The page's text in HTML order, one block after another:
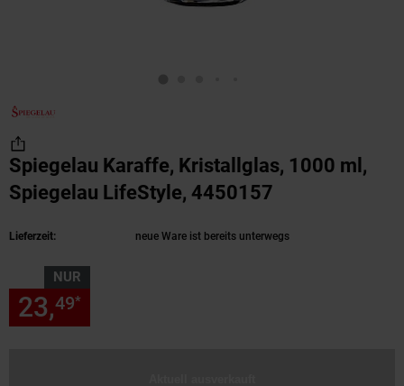
Spiegelau Karaffe, Kristallglas, 1000 ml,
Spiegelau LifeStyle, 4450157
Lieferzeit: neue Ware ist bereits unterwegs
NUR
23,49*